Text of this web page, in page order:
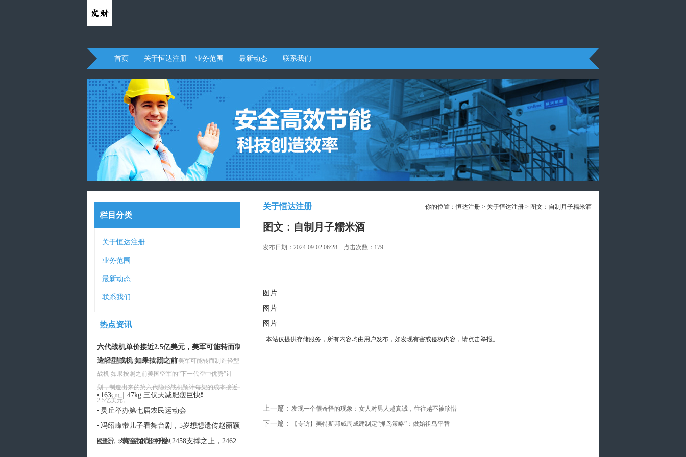
首页 关于恒达注册 业务范围 最新动态 联系我们
栏目分类
关于恒达注册
业务范围
最新动态
联系我们
热点资讯
六代战机单价接近2.5亿美元，美军可能转而制
造轻型战机 如果按照之前
六代战机单价接近2.5亿美元，美军可能转而制造轻型
战机 如果按照之前美国空军的“下一代空中优势”计
划，制造出来的第六代隐形战机预计每架的成本接近
2.5亿美元。 ...
• 163cm｜47kg 三伏天减肥瘦巨快❗️
• 灵丘举办第七届农民运动会
• 冯绍峰带儿子看舞台剧，5岁想想遗传赵丽颖
圆脸，肉嘟嘟的超可爱
•王导：黄金探底回升到2458支撑之上，2462
关于恒达注册 你的位置：恒达注册 > 关于恒达注册 > 图文：自制月子糯米酒
图文：自制月子糯米酒
发布日期：2024-09-02 06:28 点击次数：179
图片
图片
图片
本站仅提供存储服务，所有内容均由用户发布，如发现有害或侵权内容，请点击举报。
上一篇： 发现一个很奇怪的现象：女人对男人越真诚，往往越不被珍惜
下一篇： 【专访】美特斯邦威周成建制定“抓鸟策略”：做始祖鸟平替